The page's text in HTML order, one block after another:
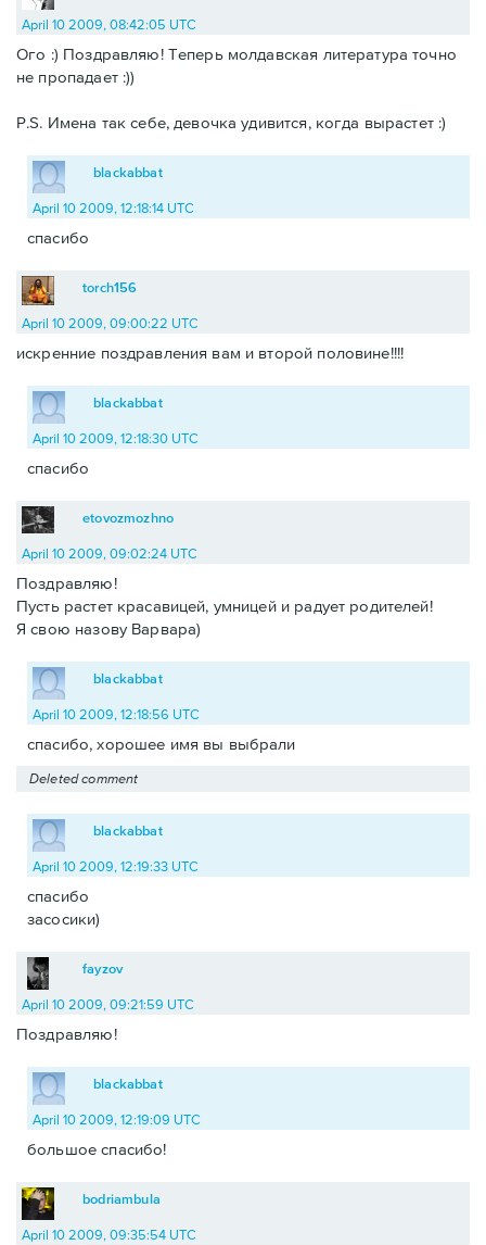
April 10 2009, 08:42:05 UTC
Ого :) Поздравляю! Теперь молдавская литература точно
не пропадает :))
P.S. Имена так себе, девочка удивится, когда вырастет :)
blackabbat
April 10 2009, 12:18:14 UTC
спасибо
torch156
April 10 2009, 09:00:22 UTC
искренние поздравления вам и второй половине!!!!
blackabbat
April 10 2009, 12:18:30 UTC
спасибо
etovozmozhno
April 10 2009, 09:02:24 UTC
Поздравляю!
Пусть растет красавицей, умницей и радует родителей!
Я свою назову Варвара)
blackabbat
April 10 2009, 12:18:56 UTC
спасибо, хорошее имя вы выбрали
Deleted comment
blackabbat
April 10 2009, 12:19:33 UTC
спасибо
засосики)
fayzov
April 10 2009, 09:21:59 UTC
Поздравляю!
blackabbat
April 10 2009, 12:19:09 UTC
большое спасибо!
bodriambula
April 10 2009, 09:35:54 UTC